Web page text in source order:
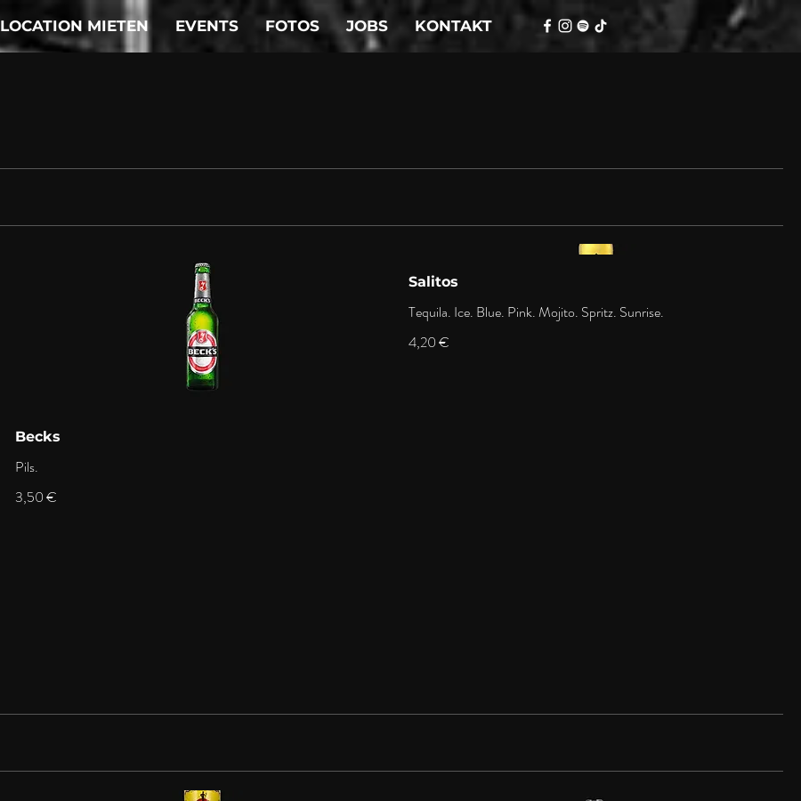
LOCATION MIETEN EVENTS FOTOS JOBS KONTAKT
Becks
Pils.
3,50 €
Salitos
Tequila. Ice. Blue. Pink. Mojito. Spritz. Sunrise.
4,20 €